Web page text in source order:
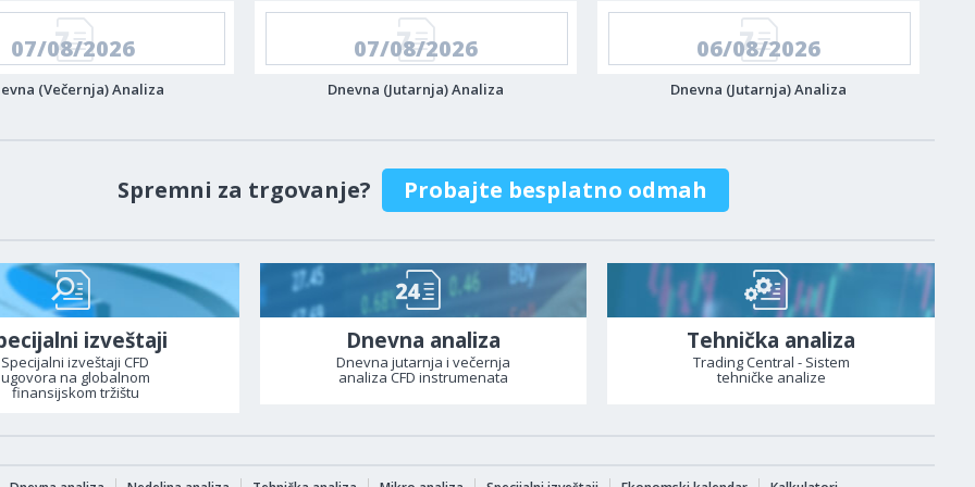
07/08/2026
(Večernja) Analiza
07/08/2026
Dnevna (Jutarnja) Analiza
06/08/2026
Dnevna (Jutarnja) Analiza
Spremni za trgovanje? Probajte besplatno odmah
izveštaji
Specijalni izveštaji CFD
ugovora na globalnom
finansijskom tržištu
Dnevna analiza
Dnevna jutarnja i večernja
analiza CFD instrumenata
Tehnička analiza
Trading Central - Sistem
tehničke analize